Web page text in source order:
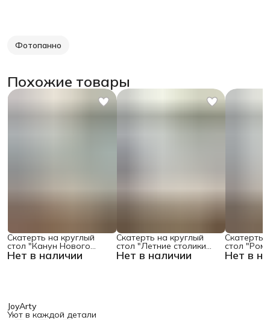
Фотопанно
Похожие товары
Нет в наличии
Скатерть на круглый
стол "Канун Нового
Года", 150х150 , серия Нет в наличии
Скатерть на круглый
стол "Летние столики
кафе", 150х150 Нет в
Скатерть
стол
поляне",
JoyArty
Уют в каждой детали